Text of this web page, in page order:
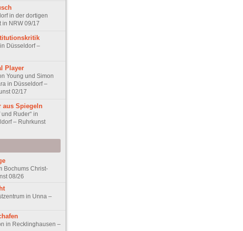
in der dortigen
in NRW 09/17
in Düsseldorf –
Player
Young und Simon
in Düsseldorf –
02/17
aus Spiegeln
und Ruder“ in
– Ruhrkunst
Bochums Christ-
08/26
in Unna –
in Recklinghausen –